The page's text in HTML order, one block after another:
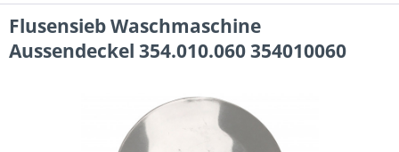
Flusensieb Waschmaschine
Aussendeckel 354.010.060 354010060